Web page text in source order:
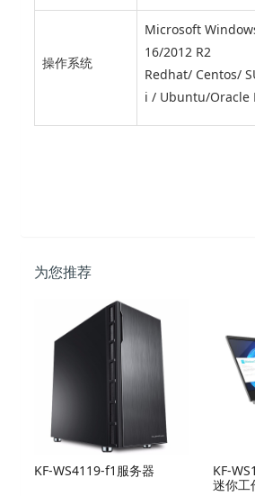
操作系统
Microsoft
16/2012 R2
Redhat/ Centos/
i / Ubuntu/Oracle
为您推荐
KF-WS4119-f1服务器
KF-
迷你工